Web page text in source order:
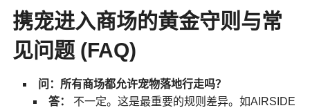
携宠进入商场的黄金守则与常
见问题 (FAQ)
问：所有商场都允许宠物落地行走吗？
答：
不一定。这是最重要的规则差异。如AIRSIDE